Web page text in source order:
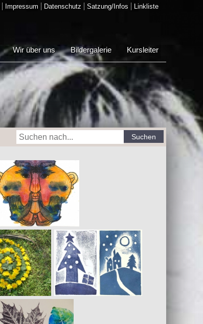
Impressum Datenschutz Satzung/Infos Linkliste
Kursleiter
Bildergalerie
Wir über uns
Suchen